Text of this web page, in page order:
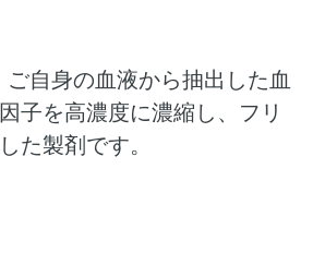
ご自身の血液から抽出した血
子を高濃度に濃縮し、フリ
た製剤です。